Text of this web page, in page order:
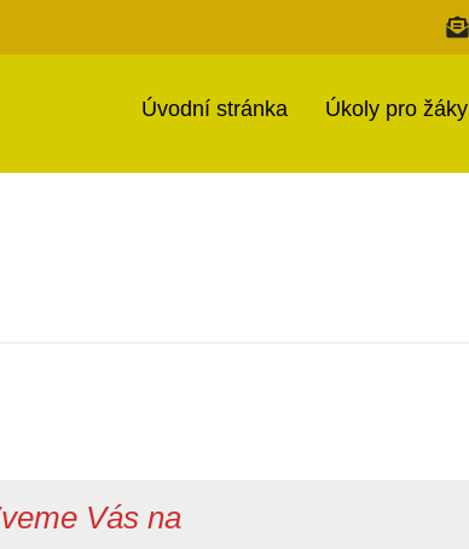
Úvodní stránka Úkoly pro žáky
Vás na